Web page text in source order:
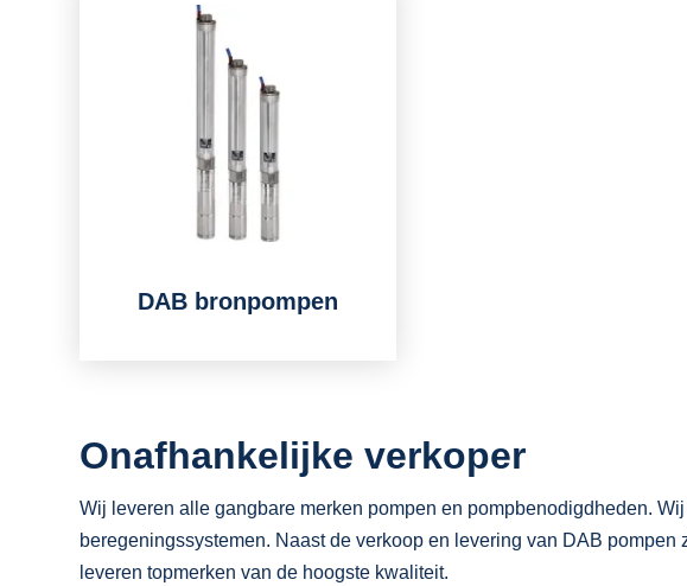
DAB bronpompen
Onafhankelijke verkoper
Wij leveren alle gangbare merken pompen en pompbenodigdheden.
beregeningssystemen. Naast de verkoop en levering van DAB
leveren topmerken van de hoogste kwaliteit.